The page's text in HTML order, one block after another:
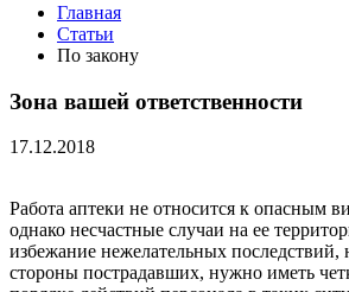
Главная
Статьи
По закону
Зона вашей ответственности
17.12.2018
Работа аптеки не относится к опасным
однако несчастные случаи на ее
избежание нежелательных последствий,
стороны пострадавших, нужно иметь